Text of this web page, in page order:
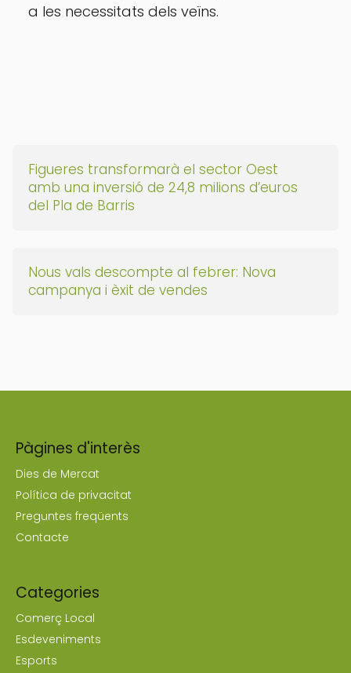
a les necessitats dels veïns.
Figueres transformarà el sector Oest
amb una inversió de 24,8 milions d’euros
del Pla de Barris
Nous vals descompte al febrer: Nova
campanya i èxit de vendes
Pàgines d'interès
Dies de Mercat
Política de privacitat
Preguntes freqüents
Contacte
Categories
Comerç Local
Esdeveniments
Esports